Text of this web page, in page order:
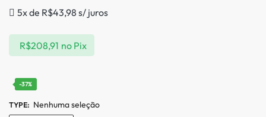
5x de R$43,98 s/ juros
R$208,91 no Pix
-37%
TYPE: Nenhuma seleção